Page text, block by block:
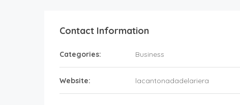
Contact Information
Categories: Business
Website: lacantonadadelariera